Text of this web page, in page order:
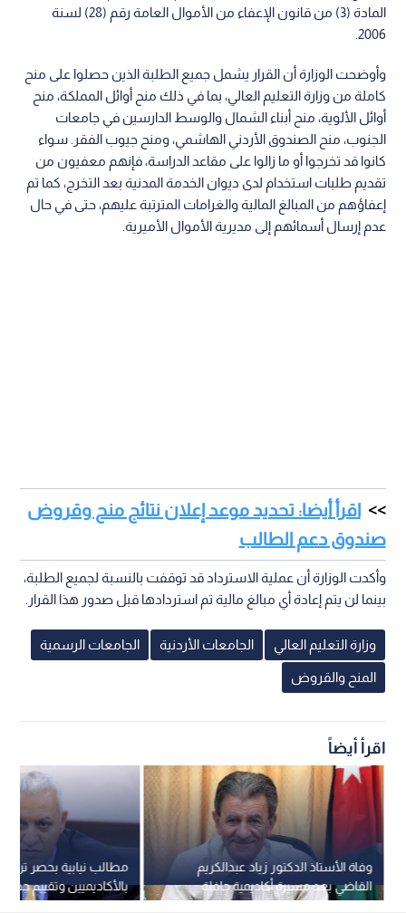
المادة (3) من قانون الإعفاء من الأموال العامة رقم (28) لسنة
2006.
وأوضحت الوزارة أن القرار يشمل جميع الطلبة الذين حصلوا على منح
كاملة من وزارة التعليم العالي، بما في ذلك منح أوائل المملكة، منح
أوائل الألوية، منح أبناء الشمال والوسط الدارسين في جامعات
الجنوب، منح الصندوق الأردني الهاشمي، ومنح جيوب الفقر. سواء
كانوا قد تخرجوا أو ما زالوا على مقاعد الدراسة، فإنهم معفيون من
تقديم طلبات استخدام لدى ديوان الخدمة المدنية بعد التخرج، كما تم
إعفاؤهم من المبالغ المالية والغرامات المترتبة عليهم، حتى في حال
عدم إرسال أسمائهم إلى مديرية الأموال الأميرية.
اقرأ أيضا: تحديد موعد إعلان نتائج منح وقروض
صندوق دعم الطالب
وأكدت الوزارة أن عملية الاسترداد قد توقفت بالنسبة لجميع الطلبة،
بينما لن يتم إعادة أي مبالغ مالية تم استردادها قبل صدور هذا القرار.
وزارة التعليم العالي الجامعات الأردنية الجامعات الرسمية
المنح والقروض
اقرأ أيضاً
مطالب نيابية بحصر
بالأكاديميين وتقييم
الأمناء
وفاة الأستاذ الدكتور زياد عبدالكريم
القاضي بعد مسيرة أكاديمية حافلة